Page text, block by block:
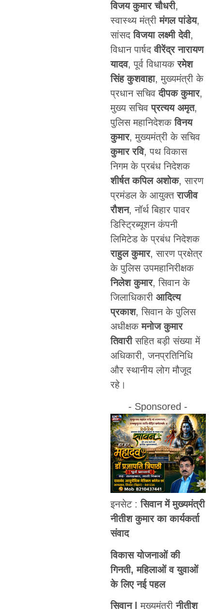
विजय कुमार चौधरी,
स्वास्थ्य मंत्रीमंगल पांडेय,
सांसदविजया लक्ष्मी देवी,
विधान पार्षदवीरेंद्र नारायण
यादव, पूर्व विधायकरमेश
सिंह कुशवाहा, मुख्यमंत्री के
प्रधान सचिवदीपक कुमार,
मुख्य सचिवप्रत्यय अमृत,
पुलिस महानिदेशकविनय
कुमार, मुख्यमंत्री के सचिव
कुमार रवि, पथ विकास
निगम के प्रबंध निदेशक
शीर्षत कपिल अशोक, सारण
प्रमंडल के आयुक्तराजीव
रौशन, नॉर्थ बिहार पावर
डिस्ट्रिब्यूशन कंपनी
लिमिटेड के प्रबंध निदेशक
राहुल कुमार, सारण प्रक्षेत्र
के पुलिस उपमहानिरीक्षक
निलेश कुमार, सिवान के
जिलाधिकारी आदित्य
प्रकाश, सिवान के पुलिस
अधीक्षकमनोज कुमार
तिवारीसहित बड़ी संख्या में
अधिकारी, जनप्रतिनिधि
और स्थानीय लोग मौजूद
रहे।
- Sponsored -
इनसेट :सिवान में मुख्यमंत्री
नीतीश कुमार का कार्यकर्ता
संवाद
विकास योजनाओं की
गिनती, महिलाओं व युवाओं
के लिए नई पहल
सिवान |मुख्यमंत्रीनीतीश